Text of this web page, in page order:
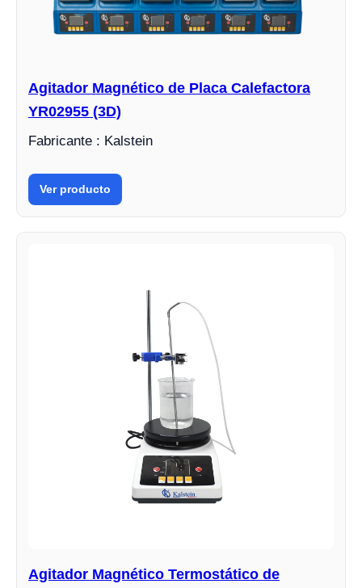
Agitador Magnético de Placa Calefactora
YR02955 (3D)
Fabricante : Kalstein
Ver producto
Agitador Magnético Termostático de